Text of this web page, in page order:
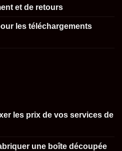
et de retours
les téléchargements
les prix de vos services de
une boîte découpée